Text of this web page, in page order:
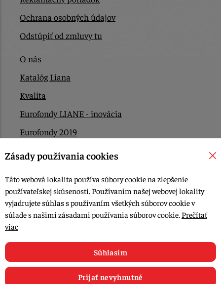
Ochrana osobných údajov
Odstúpiť od zmluvy tu
O nás
Katalóg Liana
Kvalita
Eurofondy LIANE - inovácia
Eurofondy 2019
Eurofondy 2022/2023
Kontakt
© 2015-2026, LIANA GOLIAŠ s.r.o. všetky práva vyhradené.
Upraviť nastavenia Cookies
Zásady používania cookies
Táto webová lokalita používa súbory cookie na zlepšenie
používateľskej skúsenosti. Používaním našej webovej lokality
vyjadrujete súhlas s používaním všetkých súborov cookie v
súlade s našimi zásadami používania súborov cookie. Prečítať
viac
Súhlasím
Prijať nevyhnutné